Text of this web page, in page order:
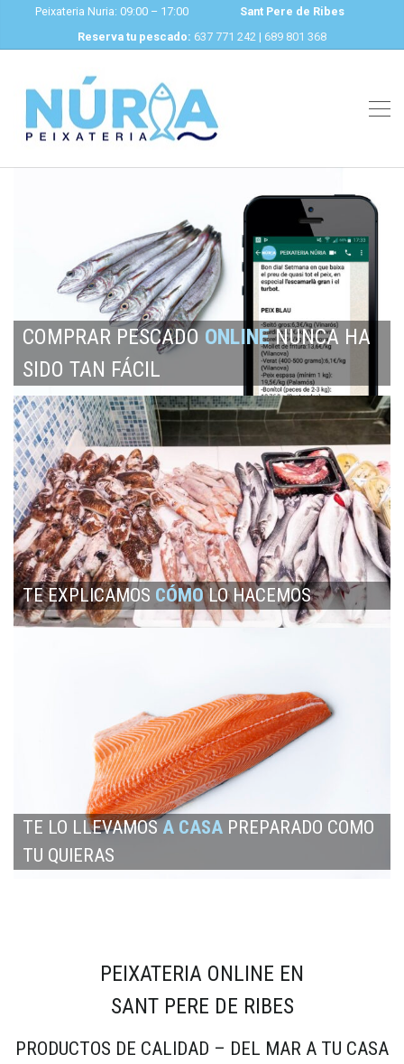
Peixateria Nuria: 09:00 – 17:00
Sant Pere de Ribes
Reserva tu pescado: 637 771 242 | 689 801 368
COMPRAR PESCADO ONLINENUNCA HA
SIDO TAN FÁCIL
TE EXPLICAMOS CÓMOLO HACEMOS
TE LO LLEVAMOS A CASA PREPARADO COMO
TU QUIERAS
PEIXATERIA ONLINE EN
SANT PERE DE RIBES
PRODUCTOS DE CALIDAD – DEL MAR A TU CASA